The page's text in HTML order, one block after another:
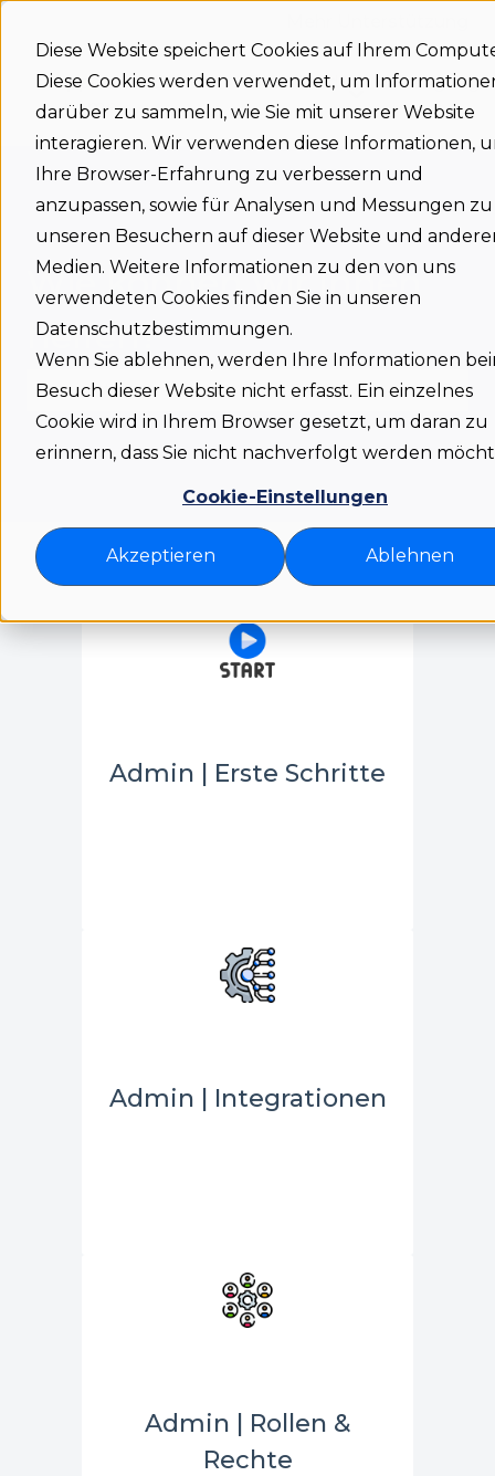
Diese Website speichert Cookies auf Ihrem
Diese Cookies werden verwendet, um
darüber zu sammeln, wie Sie mit unserer Website
interagieren. Wir verwenden diese Informationen,
Ihre Browser-Erfahrung zu verbessern und
anzupassen, sowie für Analysen und Messungen zu
unseren Besuchern auf dieser Website und
Medien. Weitere Informationen zu den von uns
verwendeten Cookies finden Sie in unseren
Datenschutzbestimmungen.
Wenn Sie ablehnen, werden Ihre Informationen
Besuch dieser Website nicht erfasst. Ein einzelnes
Cookie wird in Ihrem Browser gesetzt, um daran zu
erinnern, dass Sie nicht nachverfolgt werden
Cookie-Einstellungen
Akzeptieren Ablehnen
Support
home
Status
Download
Untermenü
Language
Wie können wir Ihnen
helfen?
Es gibt keine Vorschläge, da das Suchfeld leer
Admin | Erste Schritte
Admin | Integrationen
Admin | Rollen &
Rechte